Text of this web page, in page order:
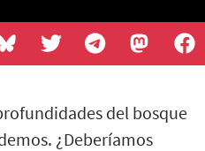
del bosque
¿Deberíamos